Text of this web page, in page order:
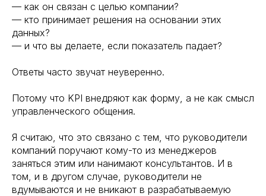
— как он связан с целью компании?
— кто принимает решения на основании этих
данных?
— и что вы делаете, если показатель падает?
Ответы часто звучат неуверенно.
Потому что KPI внедряют как форму, а не как смысл
управленческого общения.
Я считаю, что это связано с тем, что руководители
компаний поручают кому-то из менеджеров
заняться этим или нанимают консультантов. И в
том, и в другом случае, руководители не
вдумываются и не вникают в разрабатываемую